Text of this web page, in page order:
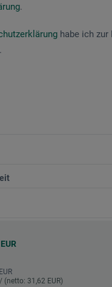
.
habe ich zur
EUR
(netto: 31,62 EUR)